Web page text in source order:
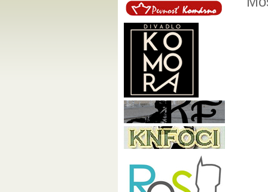
TARICS LORINCZ MARGIT SZINÉSZMÚZEUM
TATRA KINO MOZI KLUB VODNÉHO
46. ČLENSKÁ VÝSTAVA / TAGSÁGI
MESTSKÝ KLUB DÔCHODCOV KOMÁRNO
PODUNAJSKÉ MÚZEUM V KOMÁRNE /
PRED MÉTOU / LÁSZLÓ POMOTHY /
FILMOVÝ KLUB VASMACSKA
USMIEVAVÉ VLČIE MAKY, VOŇAVÉ
„REŤAZE MENTIEK, KTORÉ SPÁJAJÚ“ /
HRADNÉ TRHOVISKO BOROSTYÁN